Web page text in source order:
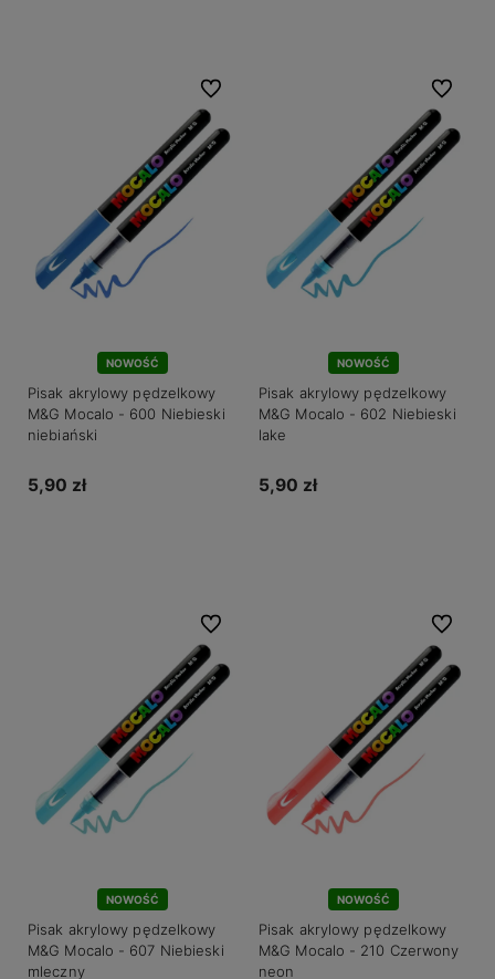
NOWOŚĆ
Pisak akrylowy pędzelkowy
M&G Mocalo - 600 Niebieski
niebiański
5,90 zł
Do ulubionych
NOWOŚĆ
Pisak akrylowy pędzelkowy
M&G Mocalo - 602 Niebieski
lake
5,90 zł
Do
NOWOŚĆ
Pisak akrylowy pędzelkowy
M&G Mocalo - 607 Niebieski
mleczny
Do ulubionych
NOWOŚĆ
Pisak akrylowy pędzelkowy
M&G Mocalo - 210 Czerwony
neon
Do